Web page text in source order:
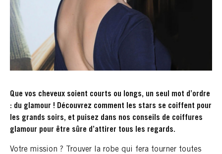
Que vos cheveux soient courts ou longs, un seul mot d’ordre
: du glamour ! Découvrez comment les stars se coiffent pour
les grands soirs, et puisez dans nos conseils de coiffures
glamour pour être sûre d’attirer tous les regards.
Votre mission ? Trouver la robe qui fera tourner toutes